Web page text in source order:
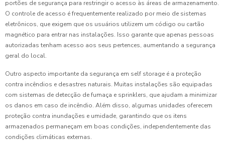
portões de segurança para restringir o acesso às áreas de armazenamento.
O controle de acesso é frequentemente realizado por meio de sistemas
eletrônicos, que exigem que os usuários utilizem um código ou cartão
magnético para entrar nas instalações. Isso garante que apenas pessoas
autorizadas tenham acesso aos seus pertences, aumentando a segurança
geral do local.
Outro aspecto importante da segurança em self storage é a proteção
contra incêndios e desastres naturais. Muitas instalações são equipadas
com sistemas de detecção de fumaça e sprinklers, que ajudam a minimizar
os danos em caso de incêndio. Além disso, algumas unidades oferecem
proteção contra inundações e umidade, garantindo que os itens
armazenados permaneçam em boas condições, independentemente das
condições climáticas externas.